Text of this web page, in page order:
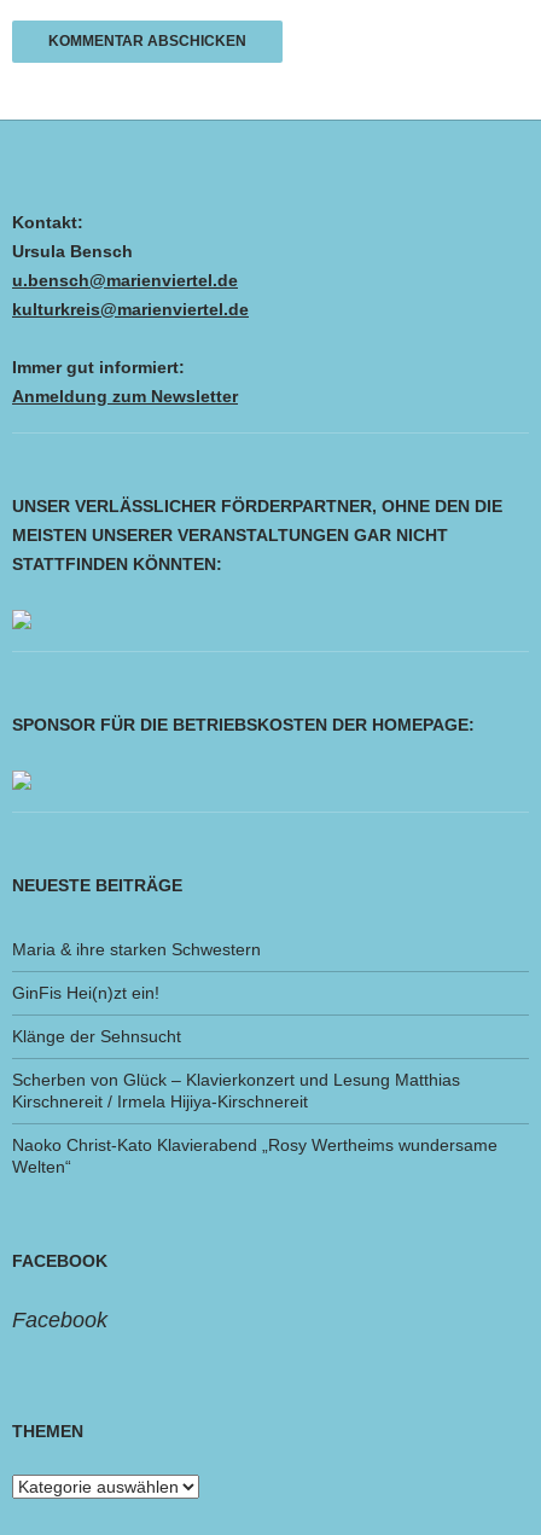
Kontakt:
Ursula Bensch
u.bensch@marienviertel.de
kulturkreis@marienviertel.de
Immer gut informiert:
Anmeldung zum Newsletter
UNSER VERLÄSSLICHER FÖRDERPARTNER, OHNE DEN DIE
MEISTEN UNSERER VERANSTALTUNGEN GAR NICHT
STATTFINDEN KÖNNTEN:
SPONSOR FÜR DIE BETRIEBSKOSTEN DER HOMEPAGE:
NEUESTE BEITRÄGE
Maria & ihre starken Schwestern
GinFis Hei(n)zt ein!
Klänge der Sehnsucht
Scherben von Glück – Klavierkonzert und Lesung Matthias
Kirschnereit / Irmela Hijiya-Kirschnereit
Naoko Christ-Kato Klavierabend „Rosy Wertheims wundersame
Welten“
FACEBOOK
Facebook
THEMEN
Themen